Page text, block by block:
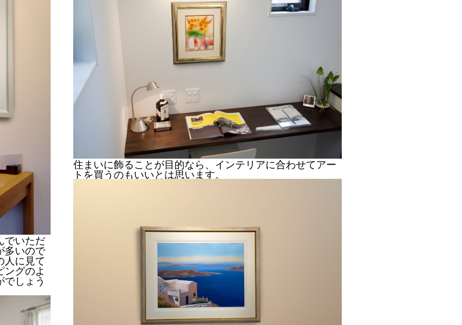
でいただ
多いので
人に見て
ングのよ
でしょう
住まいに飾ることが目的なら、インテリアに合わせてアー
トを買うのもいいとは思います。